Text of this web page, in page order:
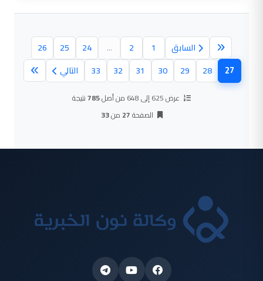
السابق 1
2
...
24
25
26
27(الصفحة الحالية)
28
29
30
31
32
33 التالي
عرض 625 إلى 648 من أصل 785نتيجة
الصفحة27 من33